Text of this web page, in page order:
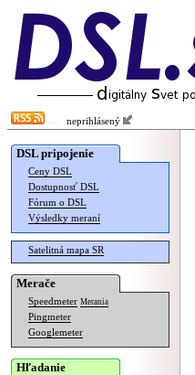
neprihlásený
DSL pripojenie
Ceny DSL
Dostupnosť DSL
Fórum o DSL
Výsledky meraní
Satelitná mapa SR
Merače
Speedmeter Merania
Pingmeter
Googlemeter
Hľadanie